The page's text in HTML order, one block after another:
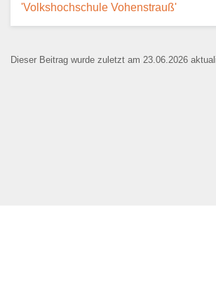
E-Mail*
'Volkshochschule Vohenstrauß'
Dieser Beitrag wurde zuletzt am 23.06.2026